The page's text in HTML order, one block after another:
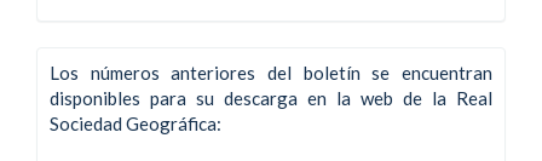
Los números anteriores del boletín se encuentran
disponibles para su descarga en la web de la Real
Sociedad Geográfica: